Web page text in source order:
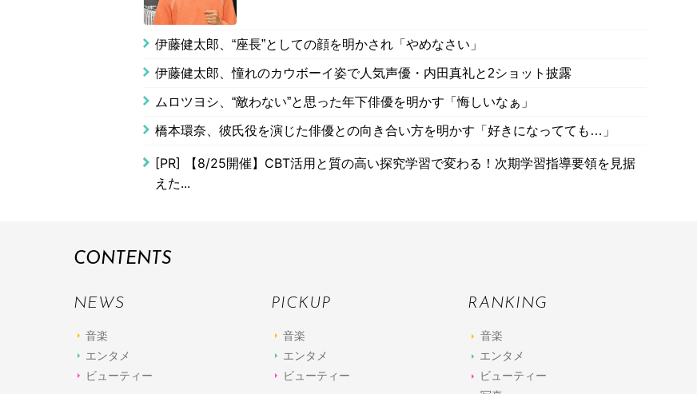
伊藤健太郎、“座長”としての顔を明かされ「やめなさい」
伊藤健太郎、憧れのカウボーイ姿で人気声優・内田真礼と2ショット披露
ムロツヨシ、“敵わない”と思った年下俳優を明かす「悔しいなぁ」
橋本環奈、彼氏役を演じた俳優との向き合い方を明かす「好きになってても…」
[PR] 【8/25開催】CBT活用と質の高い探究学習で変わる！次期学習指導要領を見据
えた...
CONTENTS
NEWS
音楽
エンタメ
ビューティー
PICKUP
音楽
エンタメ
ビューティー
RANKING
音楽
エンタメ
ビューティー